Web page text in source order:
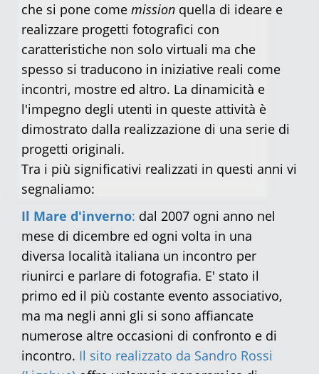
che si pone come mission quella di ideare e
realizzare progetti fotografici con
caratteristiche non solo virtuali ma che
spesso si traducono in iniziative reali come
incontri, mostre ed altro. La dinamicità e
l'impegno degli utenti in queste attività è
dimostrato dalla realizzazione di una serie di
progetti originali.
Tra i più significativi realizzati in questi anni vi
segnaliamo:
Il Mare d'inverno: dal 2007 ogni anno nel
mese di dicembre ed ogni volta in una
diversa località italiana un incontro per
riunirci e parlare di fotografia. E' stato il
primo ed il più costante evento associativo,
ma ma negli anni gli si sono affiancate
numerose altre occasioni di confronto e di
incontro. Il sito realizzato da Sandro Rossi